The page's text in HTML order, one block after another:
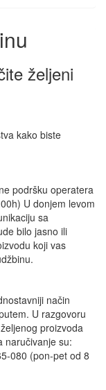
željeni
kako biste
podršku operatera
U donjem levom
sa
bilo jasno ili
koji vas
način
U razgovoru
proizvoda
naručivanje su:
080 (pon-pet od 8